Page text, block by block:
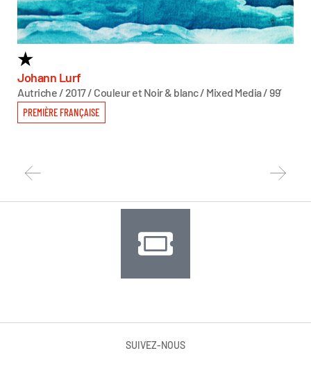
★
Johann Lurf
Autriche / 2017 / Couleur et Noir & blanc / Mixed Media / 99’
PREMIÈRE FRANÇAISE
SUIVEZ-NOUS